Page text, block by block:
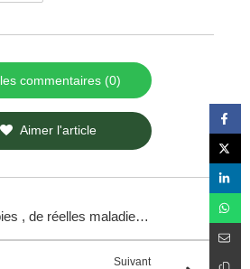
commentaires (0)
Aimer l'article
Les Phobies , de réelles maladies, de réelles souffrances
Suivant